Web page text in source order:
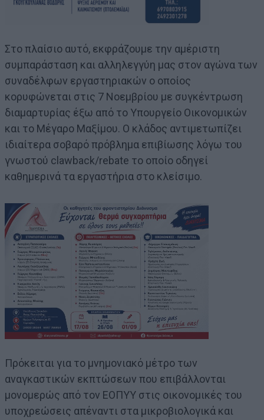
Στο πλαίσιο αυτό, εκφράζουμε την αμέριστη
συμπαράσταση και αλληλεγγύη μας στον αγώνα των
συναδέλφων εργαστηριακών ο οποίος
κορυφώνεται στις 7 Νοεμβρίου με συγκέντρωση
διαμαρτυρίας έξω από το Υπουργείο Οικονομικών
και το Μέγαρο Μαξίμου. Ο κλάδος αντιμετωπίζει
ιδιαίτερα σοβαρό πρόβλημα επιβίωσης λόγω του
γνωστού clawback/rebate το οποίο οδηγεί
καθημερινά τα εργαστήρια στο κλείσιμο.
Πρόκειται για το μνημονιακό μέτρο των
αναγκαστικών εκπτώσεων που επιβάλλονται
μονομερώς από τον ΕΟΠΥΥ στις οικονομικές του
υποχρεώσεις απέναντι στα μικροβιολογικά και